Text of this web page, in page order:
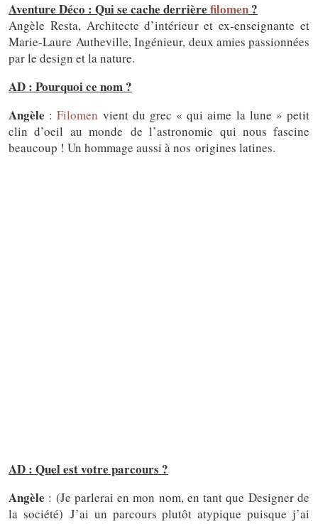
Aventure Déco : Qui se cache derrière filomen ?
Angèle Resta, Architecte d’intérieur et ex-enseignante et
Marie-Laure Autheville, Ingénieur, deux amies passionnées
par le design et la nature.
AD : Pourquoi ce nom ?
Angèle :Filomen vient du grec « qui aime la lune » petit
clin d’oeil au monde de l’astronomie qui nous fascine
beaucoup ! Un hommage aussi à nos origines latines.
AD : Quel est votre parcours ?
Angèle : (Je parlerai en mon nom, en tant que Designer de
la société) J’ai un parcours plutôt atypique puisque j’ai